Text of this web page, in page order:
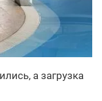
а загрузка